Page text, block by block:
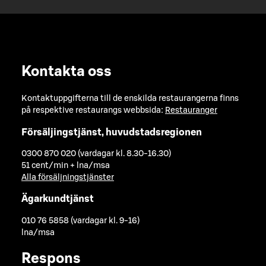
Kontakta oss
Kontaktuppgifterna till de enskilda restaurangerna finns
på respektive restaurangs webbsida: Restauranger
Försäljingstjänst, huvudstadsregionen
0300 870 020 (vardagar kl. 8.30-16.30)
51 cent/min + lna/msa
Alla försäljningstjänster
Ägarkundtjänst
010 76 5858 (vardagar kl. 9-16)
lna/msa
Respons